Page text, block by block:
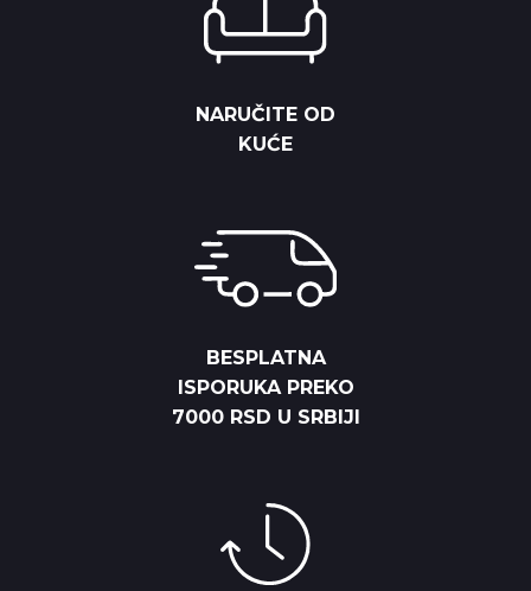
NARUČITE OD
KUĆE
BESPLATNA
ISPORUKA PREKO
7000 RSD U SRBIJI